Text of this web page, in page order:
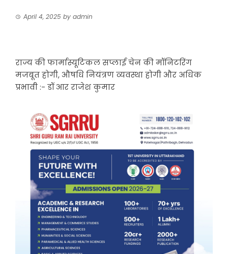
April 4, 2025 by admin
राज्य की फार्मास्यूटिकल सप्लाई चेन की मॉनिटरिंग
मजबूत होगी, औषधि नियंत्रण व्यवस्था होगी और अधिक
प्रभावी :- डॉ आर राजेश कुमार